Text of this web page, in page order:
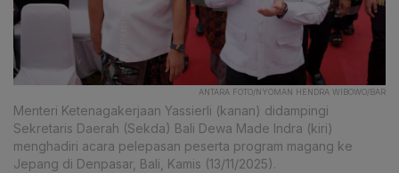
ANTARA FOTO/NYOMAN HENDRA WIBOWO/BAR
Menteri Ketenagakerjaan Yassierli (kanan) didampingi
Sekretaris Daerah (Sekda) Bali Dewa Made Indra (kiri)
menghadiri acara pelepasan peserta program magang ke
Jepang di Denpasar, Bali, Kamis (13/11/2025).